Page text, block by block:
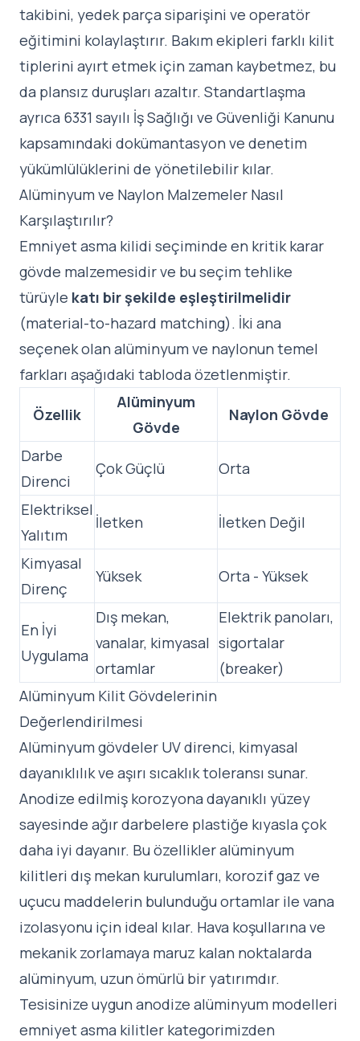
takibini, yedek parça siparişini ve operatör
eğitimini kolaylaştırır. Bakım ekipleri farklı kilit
tiplerini ayırt etmek için zaman kaybetmez, bu
da plansız duruşları azaltır. Standartlaşma
ayrıca 6331 sayılı İş Sağlığı ve Güvenliği Kanunu
kapsamındaki dokümantasyon ve denetim
yükümlülüklerini de yönetilebilir kılar.
Alüminyum ve Naylon Malzemeler Nasıl
Karşılaştırılır?
Emniyet asma kilidi seçiminde en kritik karar
gövde malzemesidir ve bu seçim tehlike
türüyle katı bir şekilde eşleştirilmelidir
(material-to-hazard matching). İki ana
seçenek olan alüminyum ve naylonun temel
farkları aşağıdaki tabloda özetlenmiştir.
Özellik
Alüminyum
Gövde
Naylon Gövde
Darbe
Direnci
Çok Güçlü Orta
Elektriksel
Yalıtım
İletken İletken Değil
Kimyasal
Direnç
Yüksek Orta - Yüksek
En İyi
Uygulama
Dış mekan,
vanalar, kimyasal
ortamlar
Elektrik panoları,
sigortalar
(breaker)
Alüminyum Kilit Gövdelerinin
Değerlendirilmesi
Alüminyum gövdeler UV direnci, kimyasal
dayanıklılık ve aşırı sıcaklık toleransı sunar.
Anodize edilmiş korozyona dayanıklı yüzey
sayesinde ağır darbelere plastiğe kıyasla çok
daha iyi dayanır. Bu özellikler alüminyum
kilitleri dış mekan kurulumları, korozif gaz ve
uçucu maddelerin bulunduğu ortamlar ile vana
izolasyonu için ideal kılar. Hava koşullarına ve
mekanik zorlamaya maruz kalan noktalarda
alüminyum, uzun ömürlü bir yatırımdır.
Tesisinize uygun anodize alüminyum modelleri
emniyet asma kilitler kategorimizden